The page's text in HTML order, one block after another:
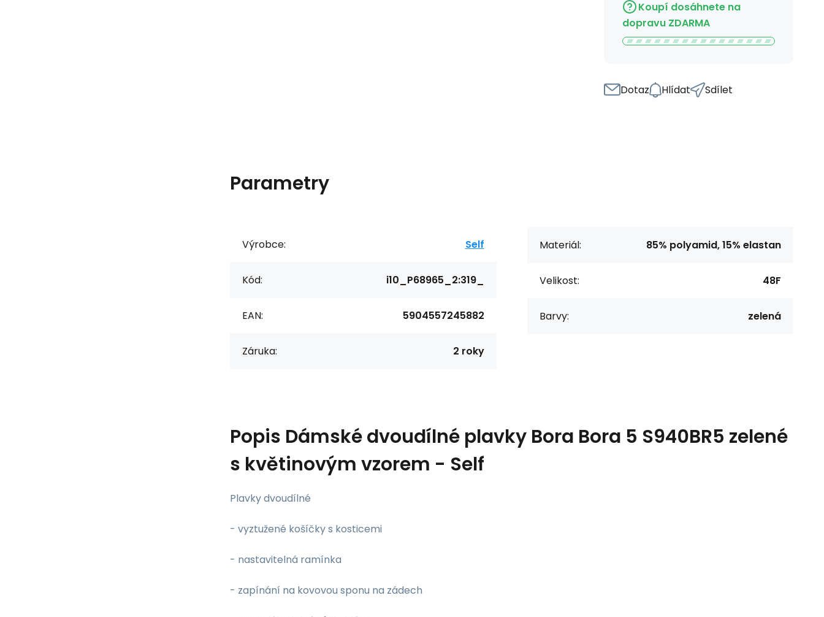
Koupí dosáhnete na
dopravu ZDARMA
Dotaz Hlídat Sdílet
Parametry
Výrobce: Self
Kód: i10_P68965_2:319_
EAN: 5904557245882
Záruka: 2 roky
Materiál: 85% polyamid, 15% elastan
Velikost: 48F
Barvy: zelená
Popis Dámské dvoudílné plavky Bora Bora 5 S940BR5 zelené
s květinovým vzorem - Self
Plavky dvoudílné
- vyztužené košíčky s kosticemi
- nastavitelná ramínka
- zapínání na kovovou sponu na zádech